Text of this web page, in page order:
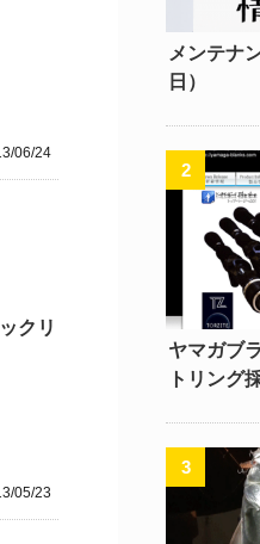
06/24
クリ
05/23
メンテナ
日）
ヤマガブ
トリング